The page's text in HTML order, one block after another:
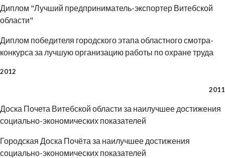
Диплом "Лучший предприниматель-экспортер Витебской
области"
Диплом победителя городского этапа областного смотра-
конкурса за лучшую организацию работы по охране труда
2012
2011
Доска Почета Витебской области за наилучшее достижения
социально-экономических показателей
Городская Доска Почёта за наилучшее достижения
социально-экономических показателей